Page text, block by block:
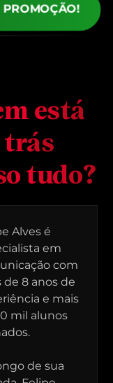
PROMOÇÃO!
está
tudo?
Alves é
em
com
de 8 anos de
e mais
mil alunos
de sua